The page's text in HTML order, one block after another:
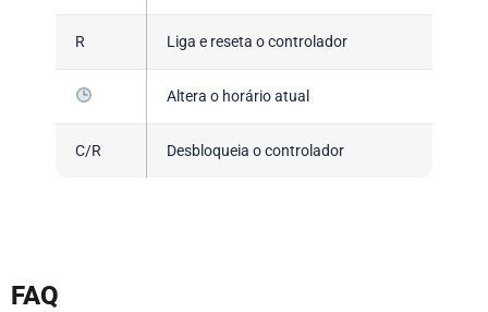
R Liga e reseta o controlador
Altera o horário atual
C/R Desbloqueia o controlador
FAQ